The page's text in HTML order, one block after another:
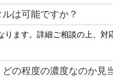
は可能ですか？
ります。詳細ご相談の上、対
の程度の濃度なのか見